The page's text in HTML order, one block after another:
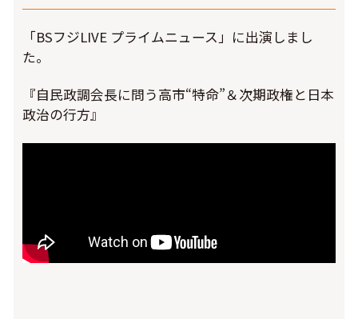
「BSフジLIVE プライムニュース」に出演しまし
た。
『自民政調会長に問う高市“特命”＆次期政権と日本
政治の行方』